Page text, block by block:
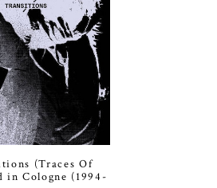
(Traces Of
in Cologne (1994-